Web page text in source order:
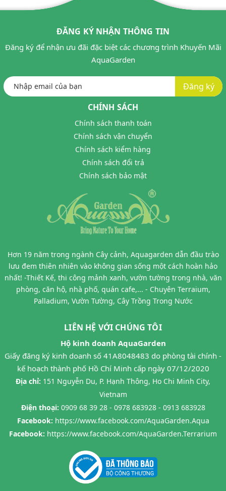
ĐĂNG KÝ NHẬN THÔNG TIN
Đăng ký để nhận ưu đãi đặc biệt các chương trình Khuyến Mãi
AquaGarden
Đăng ký
CHÍNH SÁCH
Chính sách thanh toán
Chính sách vận chuyển
Chính sách kiểm hàng
Chính sách đổi trả
Chính sách bảo mật
Hơn 19 năm trong ngành Cây cảnh, Aquagarden dẫn đầu trào
lưu đem thiên nhiên vào không gian sống một cách hoàn hảo
nhất! -Thiết Kế, thi công mảnh xanh, vườn tường trong nhà, văn
phòng, căn hộ, nhà phố, quán cafe,... - Chuyên Terraium,
Palladium, Vườn Tường, Cây Trồng Trong Nước
LIÊN HỆ VỚI CHÚNG TÔI
Hộ kinh doanh AquaGarden
Giấy đăng ký kinh doanh số 41A8048483 do phòng tài chính -
kế hoạch thành phố Hồ Chí Minh cấp ngày 07/12/2020
Địa chỉ: 151 Nguyễn Du, P. Hạnh Thông, Ho Chi Minh City,
Vietnam
Điện thoại: 0909 68 39 28 - 0978 683928 - 0913 683928
Facebook: https://www.facebook.com/AquaGarden.Aqua
Facebook: https://www.facebook.com/AquaGarden.Terrarium